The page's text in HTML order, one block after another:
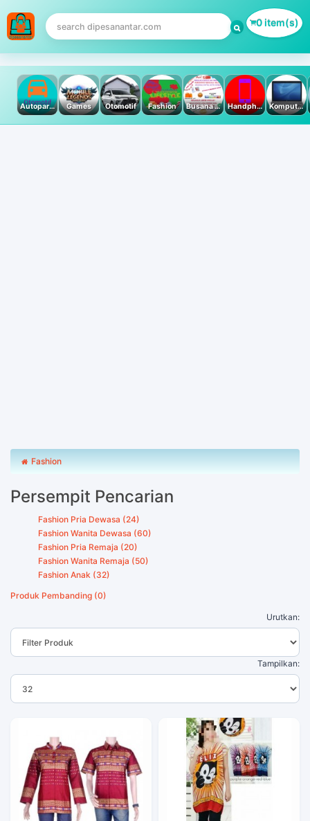
0 item(s)
Autoparts Games Otomotif Fashion Busana Muslim Handphone & Tablet Komputer PC & Laptop
Fashion
Persempit Pencarian
Fashion Pria Dewasa (24)
Fashion Wanita Dewasa (60)
Fashion Pria Remaja (20)
Fashion Wanita Remaja (50)
Fashion Anak (32)
Produk Pembanding (0)
Urutkan:
Tampilkan: